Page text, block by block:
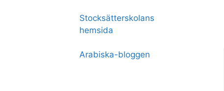
Stocksätterskolans
hemsida
Arabiska-bloggen